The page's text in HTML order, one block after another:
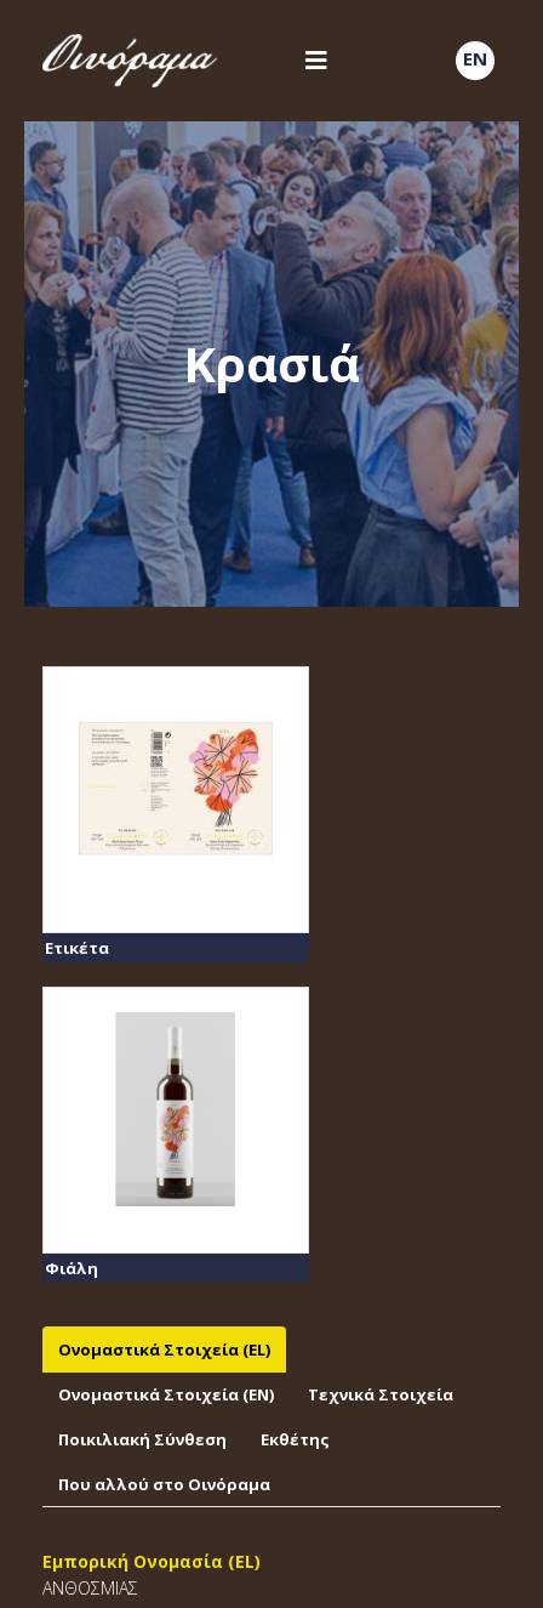
EN
Κρασιά
Ετικέτα
Φιάλη
Ονομαστικά Στοιχεία (EL)
Ονομαστικά Στοιχεία (EΝ) Τεχνικά Στοιχεία
Ποικιλιακή Σύνθεση Εκθέτης
Που αλλού στο Οινόραμα
Εμπορική Ονομασία (EL)
ΑΝΘΟΣΜΙΑΣ